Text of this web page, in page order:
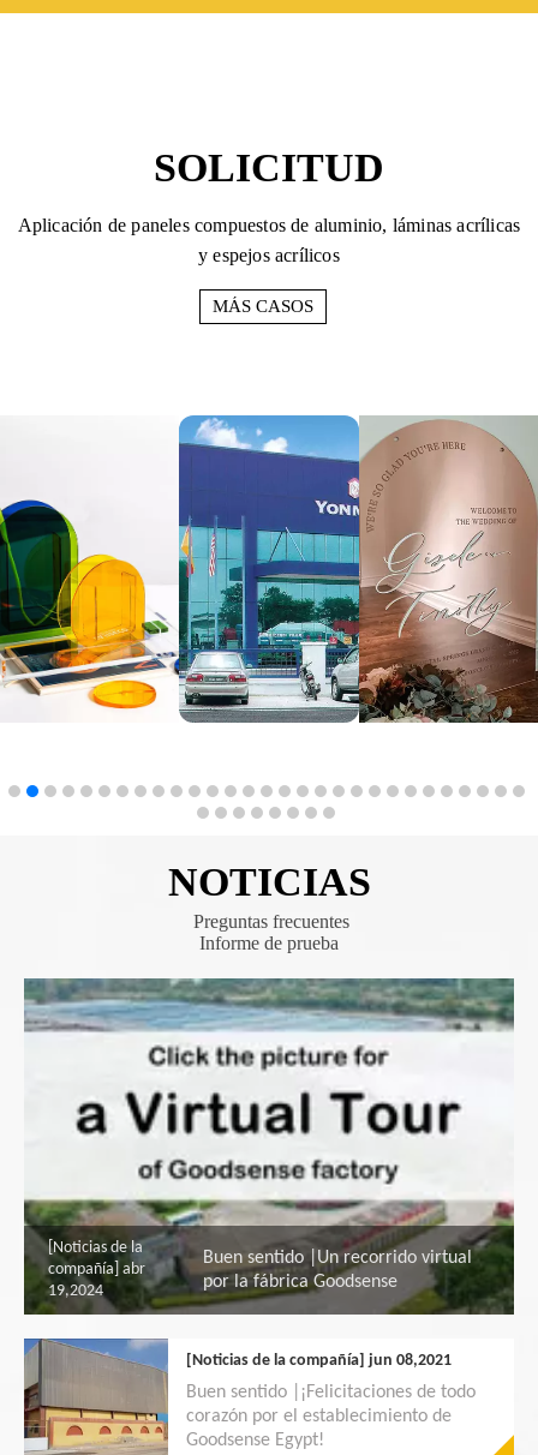
SOLICITUD
Aplicación de paneles compuestos de aluminio, láminas acrílicas
y espejos acrílicos
MÁS CASOS
NOTICIAS
Preguntas frecuentes
Informe de prueba
[Noticias de la
compañía] abr
19,2024
Buen sentido |Un recorrido virtual
por la fábrica Goodsense
[Noticias de la compañía] jun 08,2021
Buen sentido |¡Felicitaciones de todo
corazón por el establecimiento de
Goodsense Egypt!